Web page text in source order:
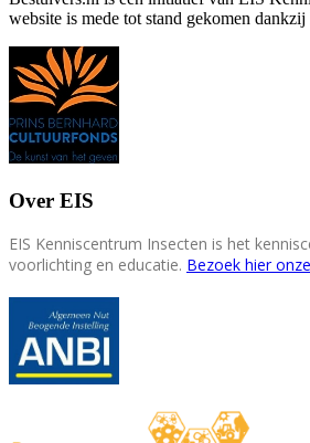
website is mede tot stand gekomen
Over EIS
EIS Kenniscentrum Insecten is het
voorlichting en educatie. Bezoek hier